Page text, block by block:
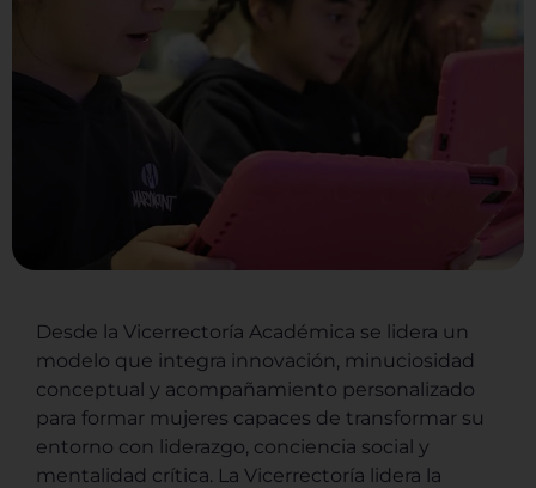
Desde la Vicerrectoría Académica se lidera un
modelo que integra innovación, minuciosidad
conceptual y acompañamiento personalizado
para formar mujeres capaces de transformar su
entorno con liderazgo, conciencia social y
mentalidad crítica. La Vicerrectoría lidera la